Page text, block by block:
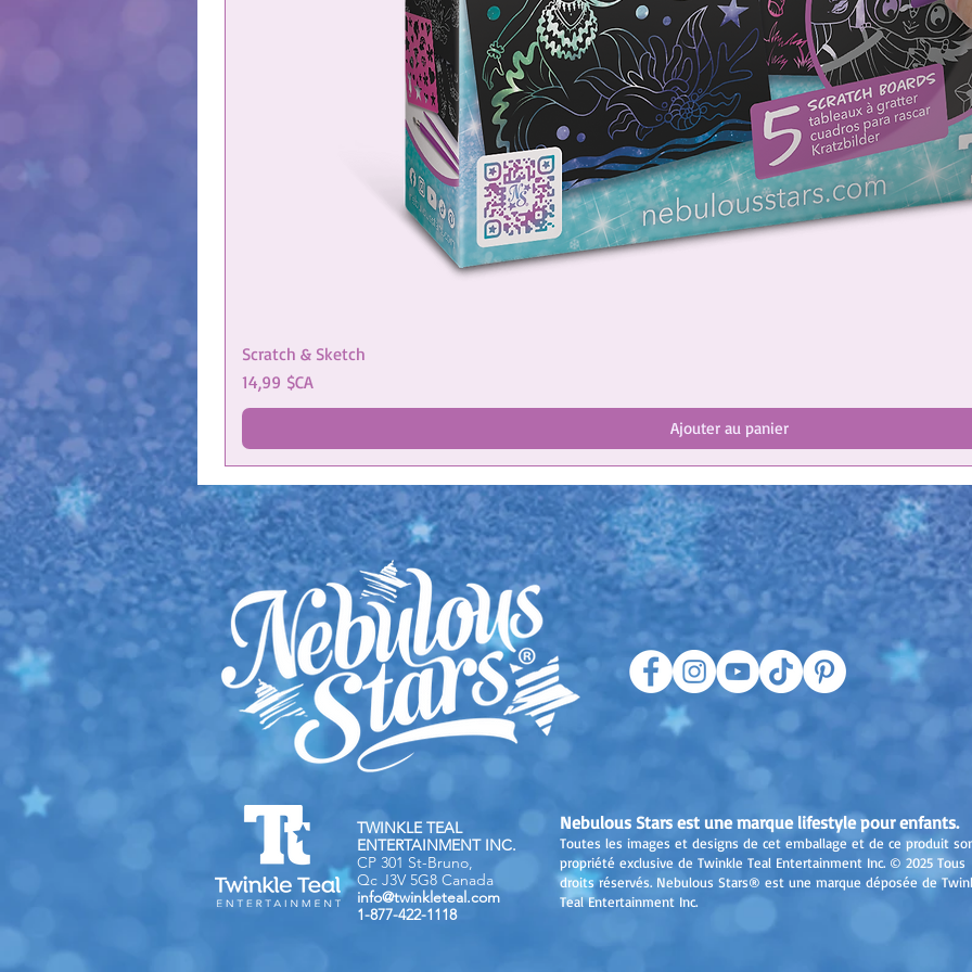
Scratch & Sketch
Prix
14,99 $CA
Ajouter au panier
TWINKLE TEAL
ENTERTAINMENT INC.
CP 301 St-Bruno,
Qc J3V 5G8 Canada
info@twinkleteal.com
1-877-422-1118
Nebulous Stars est une marque lifestyle pour enfants.
Toutes les images et designs de cet emballage et de ce produit
propriété exclusive de Twinkle Teal Entertainment Inc. © 2025 Tous
droits réservés. Nebulous Stars® est une marque déposée de
Teal Entertainment Inc.